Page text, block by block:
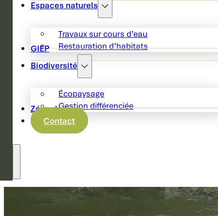
Espaces naturels
Travaux sur cours d’eau
Restauration d’habitats
GIEP
Biodiversité
Écopaysage
Gestion différenciée
Zéro phyto
Contact